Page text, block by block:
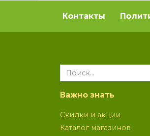
Контакты
Search
for:
Важно знать
Скидки и акции
Каталог магазинов